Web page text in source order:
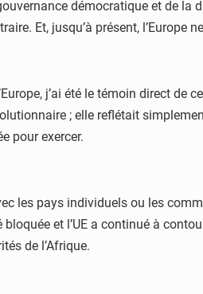
démocratique et de
Et, jusqu’à présent, l’Europe
j’ai été le témoin direct de
; elle reflétait
pour exercer.
les pays individuels ou les
et l’UE a continué à
de l’Afrique.